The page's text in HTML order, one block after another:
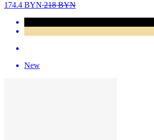
174.4 BYN218BYN
New